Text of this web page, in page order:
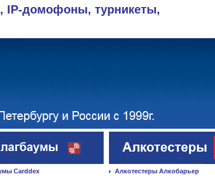
IP-домофоны, турникеты,
Carddex Алкотестеры Алкобарьер